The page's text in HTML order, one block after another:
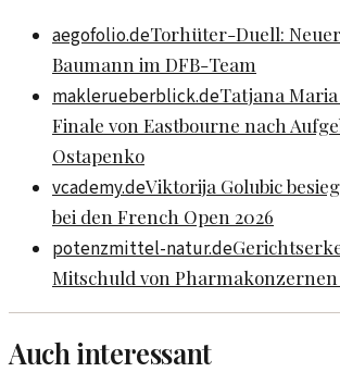
aegofolio.deTorhüter-Duell:
Baumann im DFB-Team
maklerueberblick.deTatjana
Finale von Eastbourne nach
Ostapenko
vcademy.deViktorija Golubic
bei den French Open 2026
potenzmittel-natur.de
Mitschuld von
Auch interessant